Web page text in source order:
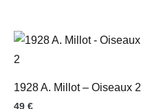
1928 A. Millot – Oiseaux 2
49 €